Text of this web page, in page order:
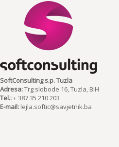
SoftConsulting s.p. Tuzla
Adresa:Trg slobode 16, Tuzla, BiH
Tel.:+ 387 35 210 203
E-mail: lejla.softic@savjetnik.ba